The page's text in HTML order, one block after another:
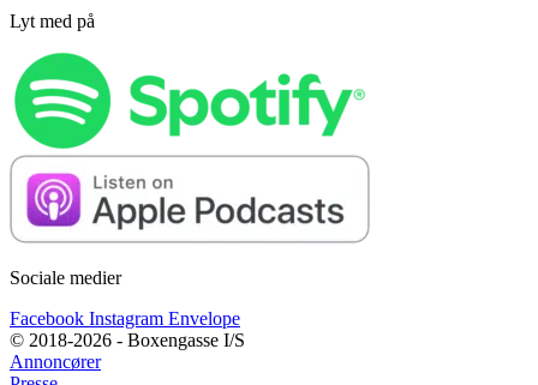
Lyt med på
Sociale medier
Facebook Instagram Envelope
© 2018-2026 - Boxengasse I/S
Annoncører